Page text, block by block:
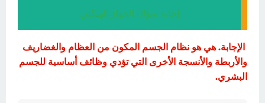
إجابة سؤال الجهاز الهيكلي
الإجابة. هي هو نظام الجسم المكون من العظام والغضاريف
والأربطة والأنسجة الأخرى التي تؤدي وظائف أساسية للجسم
البشري.